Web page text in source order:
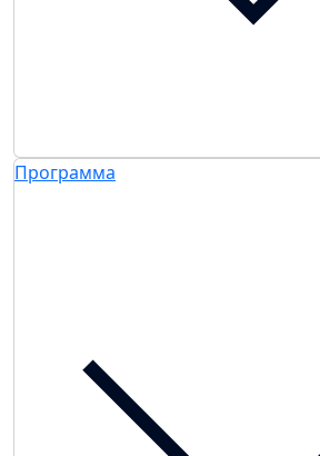
Программа